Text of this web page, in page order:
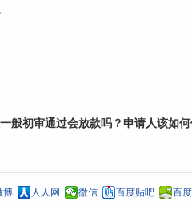
般初审通过会放款吗？申请人该如
博 人人网 微信 百度贴吧 百